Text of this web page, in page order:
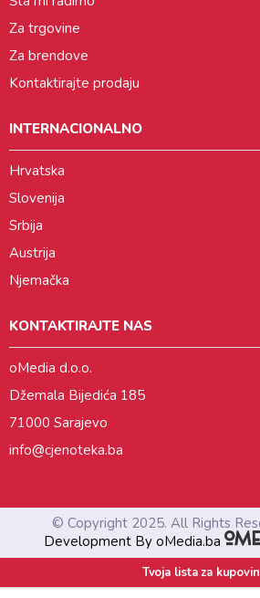
Za trgovine
Za brendove
Kontaktirajte prodaju
INTERNACIONALNO
Hrvatska
Slovenija
Srbija
Austrija
Njemačka
KONTAKTIRAJTE NAS
oMedia d.o.o.
Džemala Bijedića 185
71000 Sarajevo
info@cjenoteka.ba
© Copyright 2025. All Rights
Development By oMedia.ba
Tvoja lista za